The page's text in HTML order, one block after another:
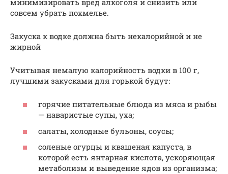
совсем убрать похмелье.
Закуска к водке должна быть некалорийной и не
жирной
Учитывая немалую калорийность водки в 100 г,
лучшими закусками для горькой будут:
горячие питательные блюда из мяса и рыбы
— наваристые супы, уха;
салаты, холодные бульоны, соусы;
соленые огурцы и квашеная капуста, в
которой есть янтарная кислота, ускоряющая
метаболизм и выведение ядов из организма;